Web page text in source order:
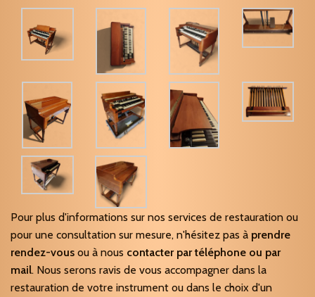
Pour plus d'informations sur nos services de restauration ou
pour une consultation sur mesure, n'hésitez pas à prendre
rendez-vous ou à nous contacter par téléphone ou par
mail. Nous serons ravis de vous accompagner dans la
restauration de votre instrument ou dans le choix d'un